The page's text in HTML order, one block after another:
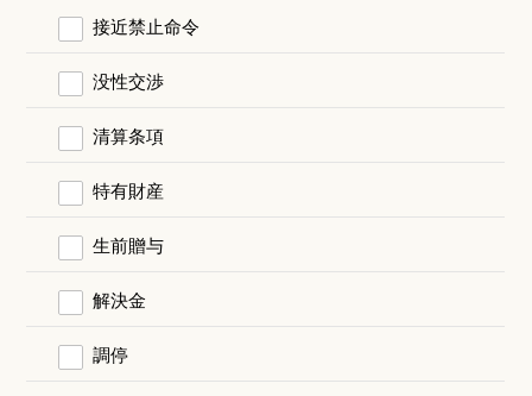
接近禁止命令
没性交渉
清算条項
特有財産
生前贈与
解決金
調停